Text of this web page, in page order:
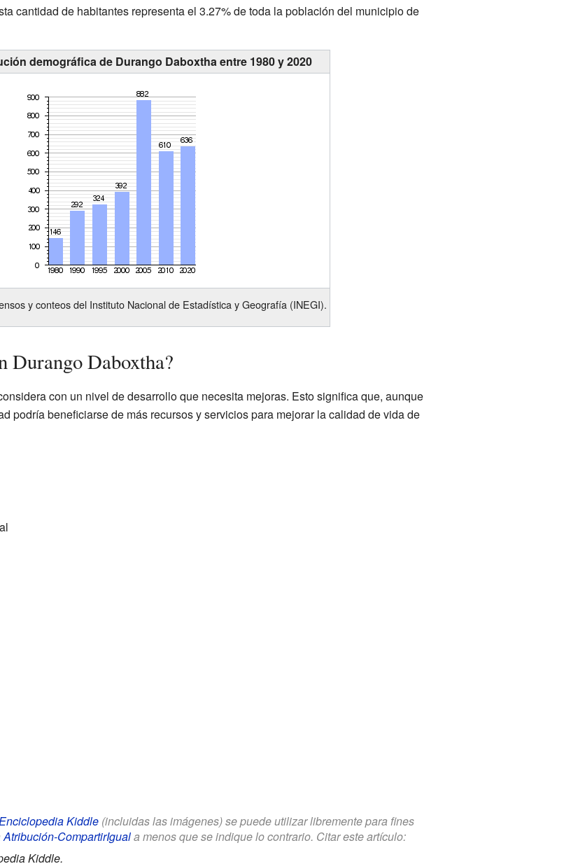
cantidad de habitantes representa el 3.27% de toda la población del municipio de
demográfica de Durango Daboxtha entre 1980 y 2020
y conteos del Instituto Nacional de Estadística y Geografía (INEGI).
Durango Daboxtha?
con un nivel de desarrollo que necesita mejoras. Esto significa que, aunque
podría beneficiarse de más recursos y servicios para mejorar la calidad de vida de
Kiddle(incluidas las imágenes) se puede utilizar libremente para fines
Atribución-CompartirIguala menos que se indique lo contrario. Citar este artículo:
Kiddle.